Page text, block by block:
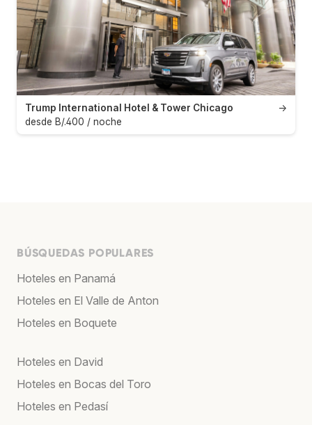
→
Trump International Hotel & Tower Chicago
desde B/.400 / noche
BÚSQUEDAS POPULARES
Hoteles en Panamá
Hoteles en El Valle de Anton
Hoteles en Boquete
Hoteles en David
Hoteles en Bocas del Toro
Hoteles en Pedasí